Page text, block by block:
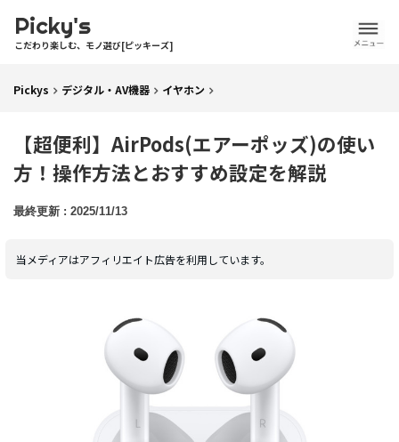
Picky's
こだわり楽しむ、モノ選び[ピッキーズ]
Pickys デジタル・AV機器 イヤホン
【超便利】AirPods(エアーポッズ)の使い
方！操作方法とおすすめ設定を解説
2025/11/13
当メディアはアフィリエイト広告を利用しています。